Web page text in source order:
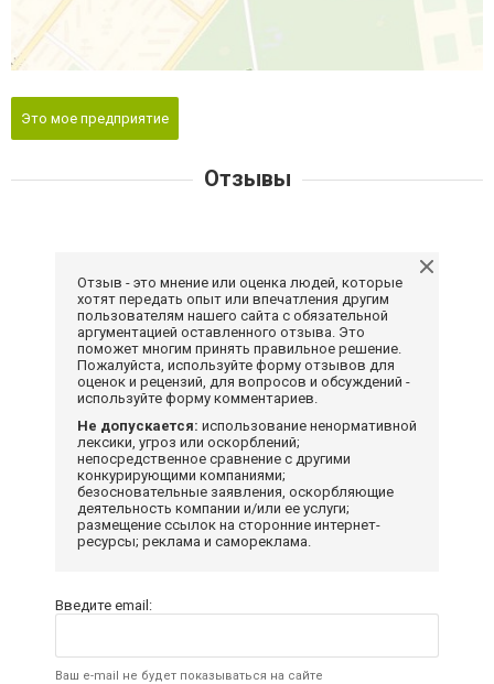
Это мое предприятие
Отзывы
Отзыв - это мнение или оценка людей, которые
хотят передать опыт или впечатления другим
пользователям нашего сайта с обязательной
аргументацией оставленного отзыва. Это
поможет многим принять правильное решение.
Пожалуйста, используйте форму отзывов для
оценок и рецензий, для вопросов и обсуждений -
используйте форму комментариев.
Не допускается: использование ненормативной
лексики, угроз или оскорблений;
непосредственное сравнение с другими
конкурирующими компаниями;
безосновательные заявления, оскорбляющие
деятельность компании и/или ее услуги;
размещение ссылок на сторонние интернет-
ресурсы; реклама и самореклама.
Введите email:
Ваш e-mail не будет показываться на сайте